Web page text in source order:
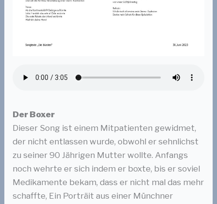
Der Boxer
Dieser Song ist einem Mitpatienten gewidmet,
der nicht entlassen wurde, obwohl er sehnlichst
zu seiner 90 Jährigen Mutter wollte. Anfangs
noch wehrte er sich indem er boxte, bis er soviel
Medikamente bekam, dass er nicht mal das mehr
schaffte, Ein Porträit aus einer Münchner